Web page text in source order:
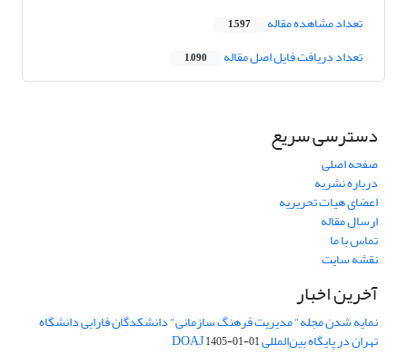
تعداد مشاهده مقاله 1,597
تعداد دریافت فایل اصل مقاله 1,090
دسترسی سریع
صفحه اصلی
درباره نشریه
اعضای هیات تحریریه
ارسال مقاله
تماس با ما
نقشه سایت
آخرین اخبار
نمایه شدن مجله" مدیریت فرهنگ سازمانی" دانشکدگان فارابی دانشگاه
تهران در پایگاه بین‌المللی DOAJ1405-01-01